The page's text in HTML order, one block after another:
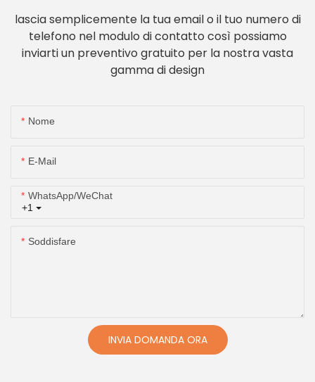
lascia semplicemente la tua email o il tuo numero di
telefono nel modulo di contatto così possiamo
inviarti un preventivo gratuito per la nostra vasta
gamma di design
Nome
E-Mail
+1
WhatsApp/WeChat
Soddisfare
INVIA DOMANDA ORA